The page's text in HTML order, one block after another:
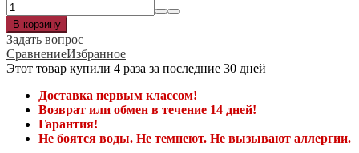
Задать вопрос
СравнениеИзбранное
Этот товар купили 4 раза за последние 30 дней
Доставка первым классом!
Возврат или обмен в течение 14 дней!
Гарантия!
Не боятся воды. Не темнеют. Не вызывают аллергии.